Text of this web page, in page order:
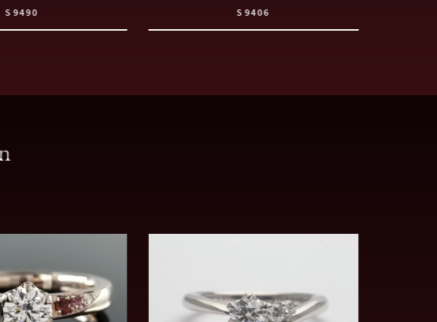
S9490 S9406